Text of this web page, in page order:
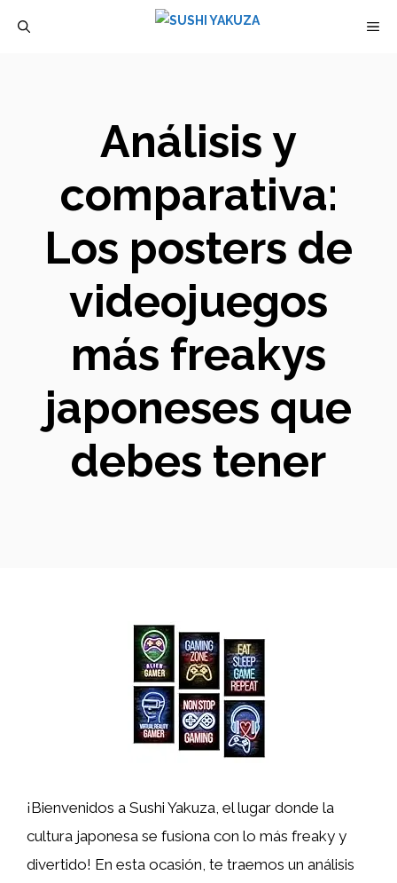
Análisis y
comparativa:
Los posters de
videojuegos
más freakys
japoneses que
debes tener
¡Bienvenidos a Sushi Yakuza, el lugar donde la
cultura japonesa se fusiona con lo más freaky y
divertido! En esta ocasión, te traemos un análisis